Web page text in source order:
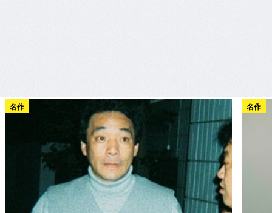
名作 名作